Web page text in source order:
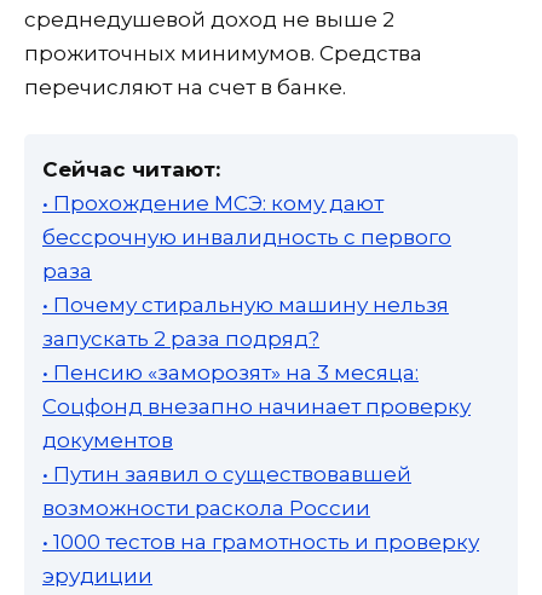
среднедушевой доход не выше 2
прожиточных минимумов. Средства
перечисляют на счет в банке.
Сейчас читают:
• Прохождение МСЭ: кому дают
бессрочную инвалидность с первого
раза
• Почему стиральную машину нельзя
запускать 2 раза подряд?
• Пенсию «заморозят» на 3 месяца:
Соцфонд внезапно начинает проверку
документов
• Путин заявил о существовавшей
возможности раскола России
• 1000 тестов на грамотность и проверку
эрудиции